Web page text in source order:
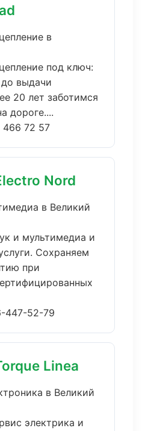
в
под ключ:
до выдачи
20 лет заботимся
дороге....
466 72 57
Nord
в Великий
и мультимедиа и
Сохраняем
при
447-52-79
Linea
в Великий
электрика и